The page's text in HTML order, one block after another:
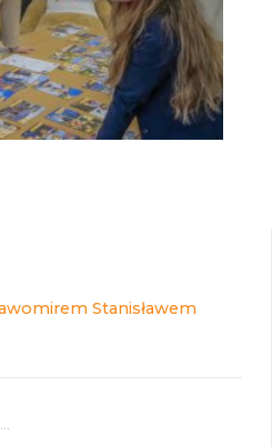
Stanisławem